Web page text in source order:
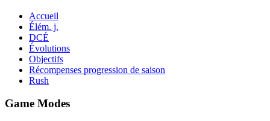
Accueil
Élém. j.
DCÉ
Évolutions
Objectifs
Récompenses progression de saison
Rush
Game Modes